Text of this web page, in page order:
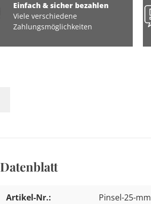
Einfach & sicher bezahlen
Viele verschiedene
Zahlungsmöglichkeiten
Datenblatt
Artikel-Nr.: Pinsel-25-mm